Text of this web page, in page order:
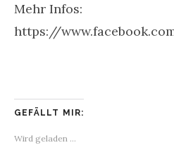
Mehr Infos:
https://
GEFÄLLT MIR:
Wird geladen …